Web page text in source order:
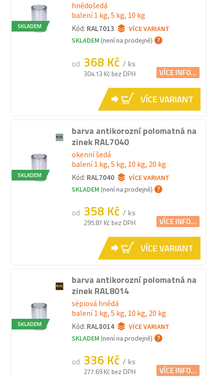
SKLADEM
hnědošedá
balení 1 kg, 5 kg, 10 kg
Kód: RAL7013
VÍCE VARIANT
SKLADEM (není na prodejně)
od 368 Kč / ks
304.13 Kč bez DPH VÍCE INFO...
VÍCE VARIANT
SKLADEM
barva antikorozní polomatná na
zinek RAL7040
okenní šedá
balení 1 kg, 5 kg, 10 kg, 20 kg
Kód: RAL7040
VÍCE VARIANT
SKLADEM (není na prodejně)
od 358 Kč / ks
295.87 Kč bez DPH VÍCE INFO...
VÍCE VARIANT
SKLADEM
barva antikorozní polomatná na
zinek RAL8014
sépiová hnědá
balení 1 kg, 5 kg, 10 kg, 20 kg
Kód: RAL8014
VÍCE VARIANT
SKLADEM (není na prodejně)
od 336 Kč / ks
277.69 Kč bez DPH VÍCE INFO...